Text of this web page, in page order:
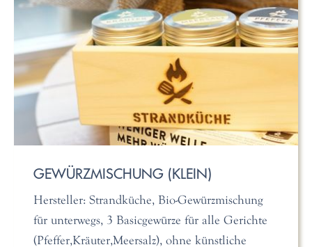
GEWÜRZMISCHUNG (KLEIN)
Hersteller: Strandküche, Bio-Gewürzmischung
für unterwegs, 3 Basicgewürze für alle Gerichte
(Pfeffer,Kräuter,Meersalz), ohne künstliche